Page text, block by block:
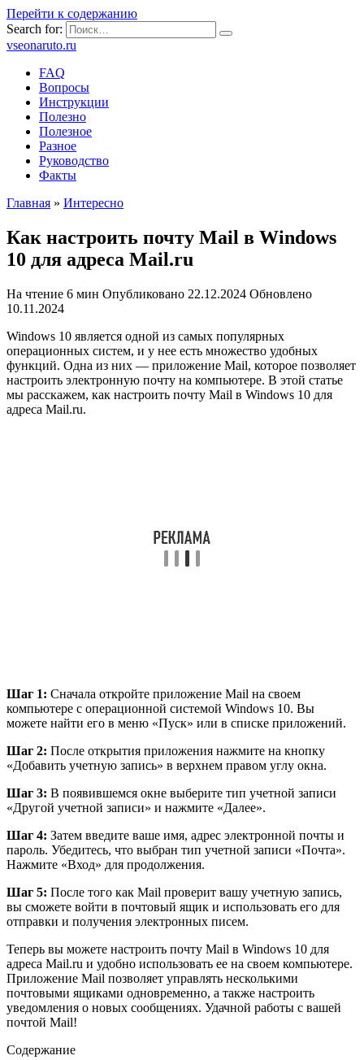
Перейти к содержанию
Search for:
vseonaruto.ru
FAQ
Вопросы
Инструкции
Полезно
Полезное
Разное
Руководство
Факты
Главная » Интересно
Как настроить почту Mail в Windows
10 для адреса Mail.ru
На чтение 6 мин Опубликовано 22.12.2024 Обновлено
10.11.2024
Windows 10 является одной из самых популярных
операционных систем, и у нее есть множество удобных
функций. Одна из них — приложение Mail, которое позволяет
настроить электронную почту на компьютере. В этой статье
мы расскажем, как настроить почту Mail в Windows 10 для
адреса Mail.ru.
Шаг 1: Сначала откройте приложение Mail на своем
компьютере с операционной системой Windows 10. Вы
можете найти его в меню «Пуск» или в списке приложений.
Шаг 2: После открытия приложения нажмите на кнопку
«Добавить учетную запись» в верхнем правом углу окна.
Шаг 3: В появившемся окне выберите тип учетной записи
«Другой учетной записи» и нажмите «Далее».
Шаг 4: Затем введите ваше имя, адрес электронной почты и
пароль. Убедитесь, что выбран тип учетной записи «Почта».
Нажмите «Вход» для продолжения.
Шаг 5: После того как Mail проверит вашу учетную запись,
вы сможете войти в почтовый ящик и использовать его для
отправки и получения электронных писем.
Теперь вы можете настроить почту Mail в Windows 10 для
адреса Mail.ru и удобно использовать ее на своем компьютере.
Приложение Mail позволяет управлять несколькими
почтовыми ящиками одновременно, а также настроить
уведомления о новых сообщениях. Удачной работы с вашей
почтой Mail!
Содержание